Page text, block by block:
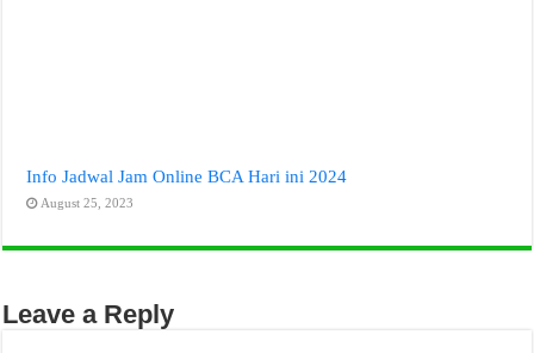
Info Jadwal Jam Online BCA Hari ini 2024
August 25, 2023
Leave a Reply